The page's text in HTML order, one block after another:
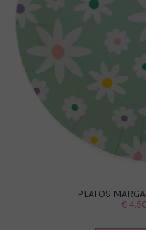
PLATOS
€